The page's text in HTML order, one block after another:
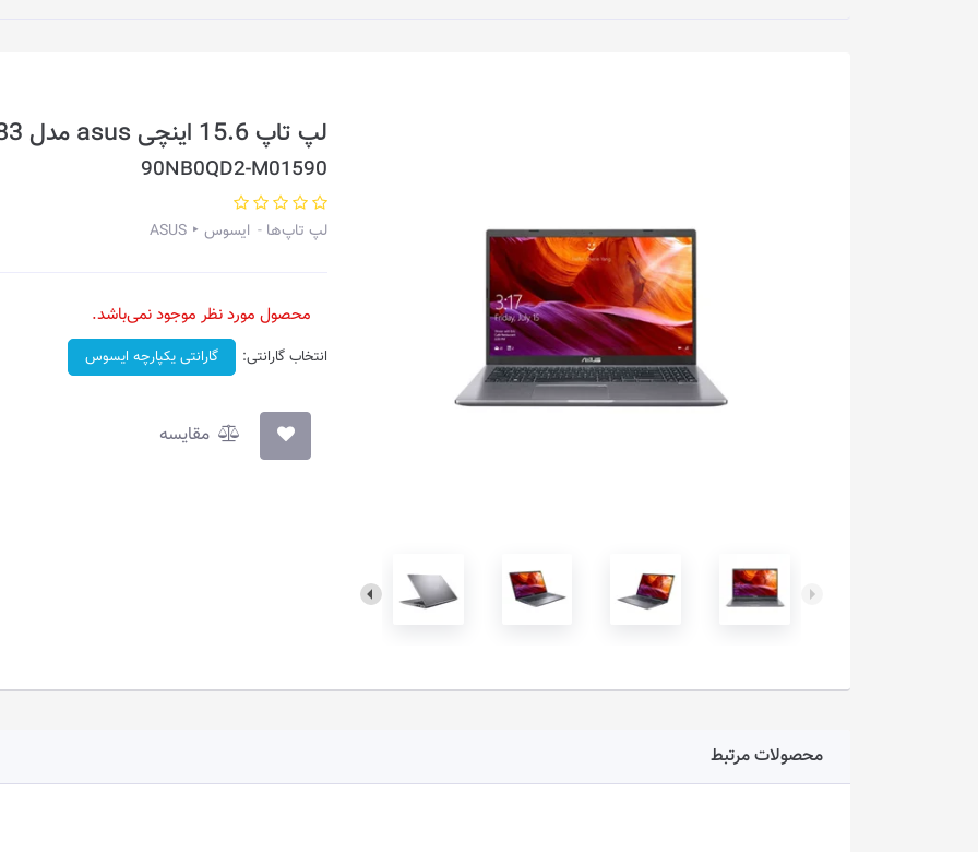
لپ تاپ 15.6 اینچی asus مدل R521JB-EJ083
90NB0QD2-M01590
لپ تاپ‌ها ایسوس ‣ ASUS
محصول مورد نظر موجود نمی‌باشد.
انتخاب گارانتی: گارانتی یکپارچه ایسوس
مقایسه
محصولات مرتبط